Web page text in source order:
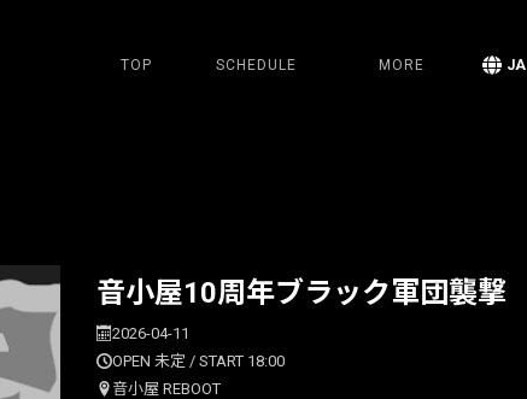
TOP SCHEDULE MORE JA
音小屋10周年ブラック軍団襲撃
2026-04-11
OPEN 未定 / START 18:00
音小屋 REBOOT